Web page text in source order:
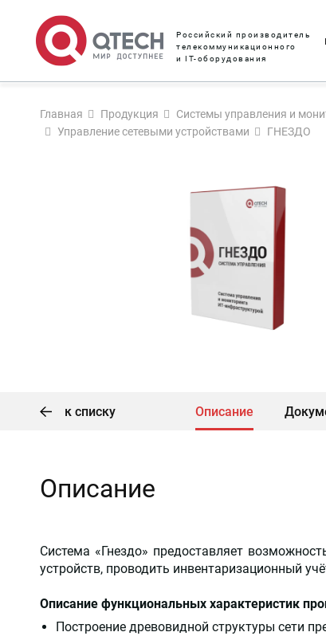
Российский производитель
телекоммуникационного
и IT-оборудования
Главная Продукция
Системы управления и
Управление сетевыми устройствами
ГНЕЗДО
к списку Описание
Описание
Система «Гнездо» предоставляет
устройств, проводить инвентаризационный
Описание функциональных характеристик
Построение древовидной структуры сети